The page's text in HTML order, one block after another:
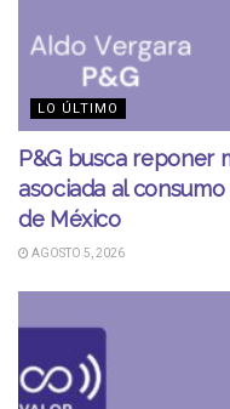
LO ÚLTIMO
P&G busca reponer
asociada al
de México
AGOSTO 5, 2026